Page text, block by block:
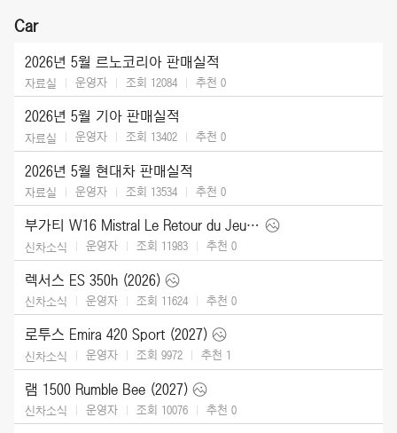
Car
2026년 5월 르노코리아 판매실적
자료실 운영자 조회 12084 추천 0
2026년 5월 기아 판매실적
자료실 운영자 조회 13402 추천 0
2026년 5월 현대차 판매실적
자료실 운영자 조회 13534 추천 0
부가티 W16 Mistral Le Retour du Jeune Prince (2026)
신차소식 운영자 조회 11983 추천 0
렉서스 ES 350h (2026)
신차소식 운영자 조회 11624 추천 0
로투스 Emira 420 Sport (2027)
신차소식 운영자 조회 9972 추천 1
램 1500 Rumble Bee (2027)
신차소식 운영자 조회 10076 추천 0